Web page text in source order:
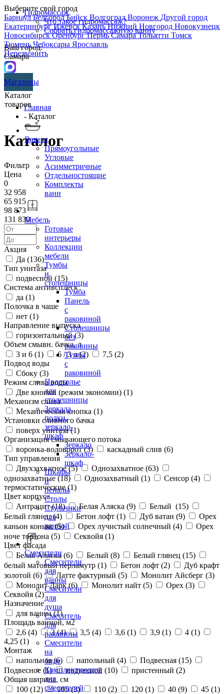
Выберите свой город
БарнаулБелгородБийск ВолгоградВоронеж Другой город
ЕкатеринбургИжевскКазаньНижний Новгород Новокузнецк
НовосибирскОренбургПермьСамараТольятти Томск
ТюменьЧебоксары Ярославль
Перезвонить
Гидромассаж
Что такое гидромассаж?
Собрать гидромассажную ванну
Ваш город:
Самара
Магазины
Каталог
товаров
Ванны
Прямоугольные
Угловые
Асимметричные
Отдельностоящие
Комплекты
ванн
Мебель
Готовые
интерьеры
Коллекции
мебели
Тумбы
и
столешницы
Тумба
Панель
с
раковиной
Столешницы
без
раковины
Тумба
с
раковиной
Подстолье
для
столешницы
Зеркала,
полки,
зеркало-
шкаф
Зеркало
Зеркало-
шкаф
Шкафы
и
пеналы
Столы
Стульчики
для
ванной
Смесители
Смесители
для
ванны
Смесители
для
душа
Смеситель
для
раковины
Смесители
на
биде
Комплектующие
для
смесителей
Главная
- Каталог
Каталог
Фильтр
Цена
0
32 958
65 915
98 873
131 830
Акция
Да (136)
Тип унитаза
подвесной (15)
Система антивсплеск
да (1)
Полочка в чаше
нет (1)
Направление выпуска
горизонтальный (3)
Объем смывн. бачка, л
3 и 6 (1) 6 / 3 л (2) 7,5 (2)
Подвод воды
Сбоку (3)
Режим слива воды
Две кнопки (режим экономии) (1)
Механизм слива
Механическая кнопка (1)
Установки сливного бачка
поверх унитаза (1)
Организация смывающего потока
воронка-водоворот (3) каскадный слив (6)
Тип управления
Двухзахватное (5) Однозахватное (63)
однозахватные (18) Однозахватный (1) Сенсор (4)
термостатические (1)
Цвет корпуса
Антрацит (18) Белая Аляска (9) Белый (15)
Белый глянец (4) Бетон лофт (1) Дуб ватан (9)
Орех
каньон коньяк (5) Орех лучистый солнечный (4)
Орех
ноче тортона (5) Секвойя (1)
Цвет фасада
Белая Аляска (6) Белый (8) Белый глянец (15)
белый матовый перламутр (1) Бетон лофт (2)
Дуб крафт
золотой (6) Латте фактурный (5) Монолит Айсберг (3)
Монолит Дарк (6) Монолит найт (5) Орех (3)
Секвойя (2)
Назначение
для ванны (1)
Площадь ванной, м2
2,6 (4) 3 (4) 3,5 (4) 3,6 (1) 3,9 (1) 4 (1)
4,25 (1)
Монтаж
напольная (6) напольный (4) Подвесная (15)
Подвесное (1) подвесной (10) пристенный (2)
Общая ширина, см
100 (12) 105 (3) 110 (2) 120 (1) 40 (9) 45 (1)